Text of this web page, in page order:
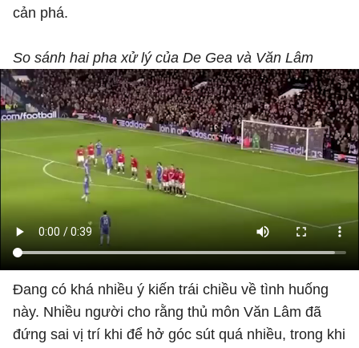
cản phá.
So sánh hai pha xử lý của De Gea và Văn Lâm
Đang có khá nhiều ý kiến trái chiều về tình huống
này. Nhiều người cho rằng thủ môn Văn Lâm đã
đứng sai vị trí khi để hở góc sút quá nhiều, trong khi